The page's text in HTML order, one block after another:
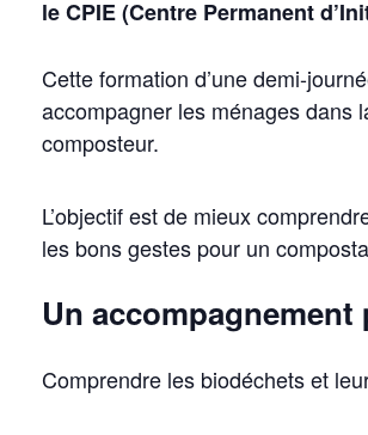
le CPIE (Centre Permanent
Cette formation d’une demi-
accompagner les ménages dans
composteur.
L’objectif est de mieux
les bons gestes pour un
Un
Comprendre les biodéchets et